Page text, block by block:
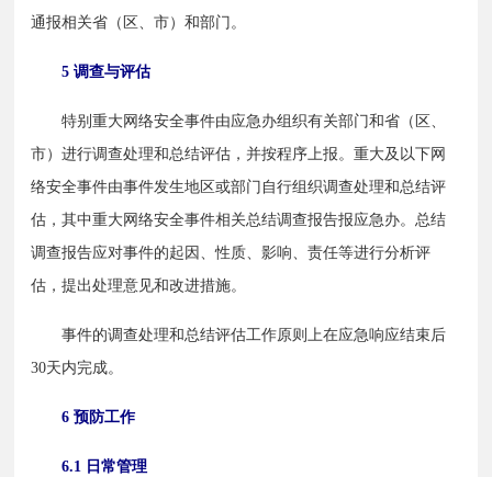
通报相关省（区、市）和部门。
5 调查与评估
特别重大网络安全事件由应急办组织有关部门和省（区、
市）进行调查处理和总结评估，并按程序上报。重大及以下网
络安全事件由事件发生地区或部门自行组织调查处理和总结评
估，其中重大网络安全事件相关总结调查报告报应急办。总结
调查报告应对事件的起因、性质、影响、责任等进行分析评
估，提出处理意见和改进措施。
事件的调查处理和总结评估工作原则上在应急响应结束后
30天内完成。
6 预防工作
6.1 日常管理